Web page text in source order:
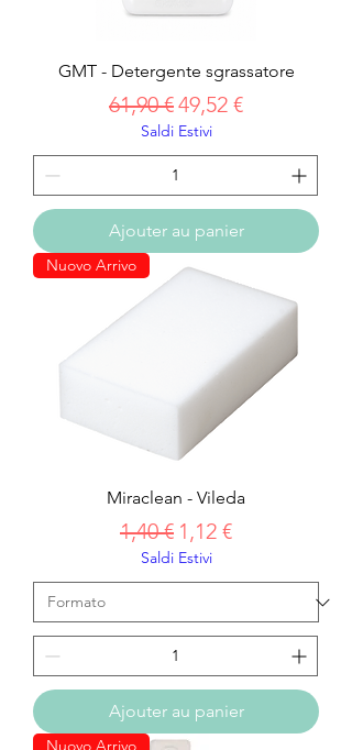
GMT - Detergente sgrassatore
Prix original
61,90 €Prix promotionnel
49,52 €
Saldi Estivi
Ajouter au panier
Nuovo Arrivo
Miraclean - Vileda
Prix original
1,40 € Prix promotionnel
1,12 €
Saldi Estivi
Ajouter au panier
Nuovo Arrivo